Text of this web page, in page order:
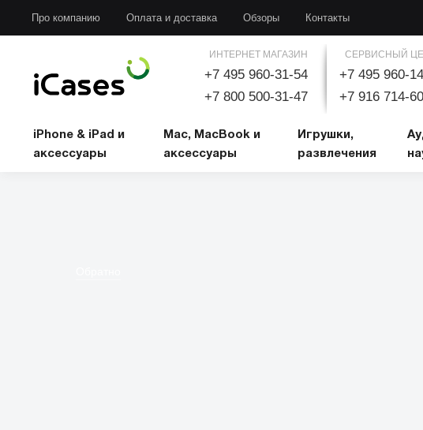
Про компанию Оплата и доставка Обзоры Контакты
ИНТЕРНЕТ МАГАЗИН
+7 495 960-31-54
+7 800 500-31-47
СЕРВИСНЫЙ
+7 495 960-
+7 916 714-
iPhone & iPad и
аксессуары
Mac, MacBook и
аксессуары
Игрушки,
развлечения